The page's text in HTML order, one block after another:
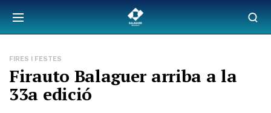
FIRES I FESTES
Firauto Balaguer arriba a la
33a edició